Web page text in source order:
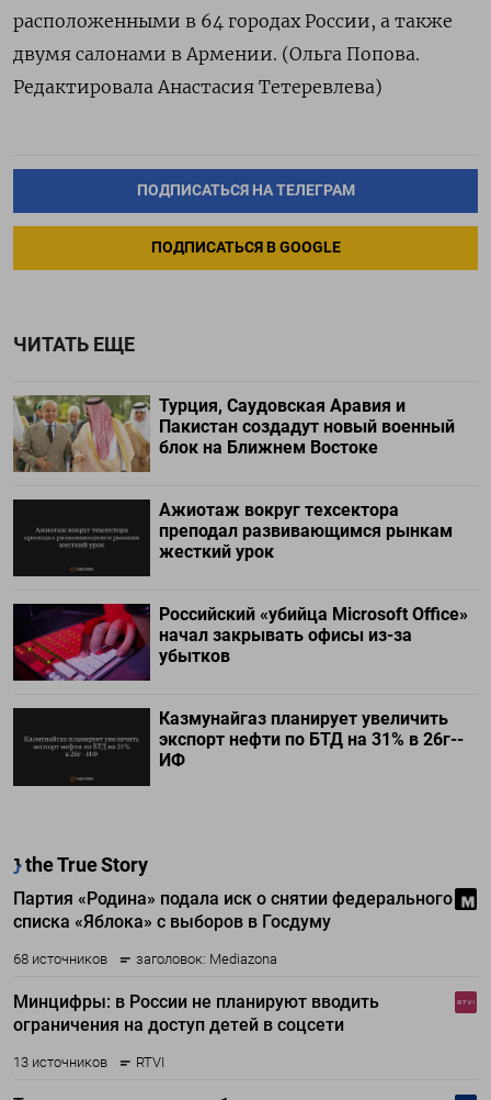
расположенными в 64 городах России, а также
двумя салонами в Армении. (Ольга Попова.
Редактировала Анастасия Тетеревлева)
ПОДПИСАТЬСЯ НА ТЕЛЕГРАМ
ПОДПИСАТЬСЯ В GOOGLE
ЧИТАТЬ ЕЩЕ
Турция, Саудовская Аравия и
Пакистан создадут новый военный
блок на Ближнем Востоке
Ажиотаж вокруг техсектора
преподал развивающимся рынкам
жесткий урок
Российский «убийца Microsoft Office»
начал закрывать офисы из-за
убытков
Казмунайгаз планирует увеличить
экспорт нефти по БТД на 31% в 26г--
ИФ